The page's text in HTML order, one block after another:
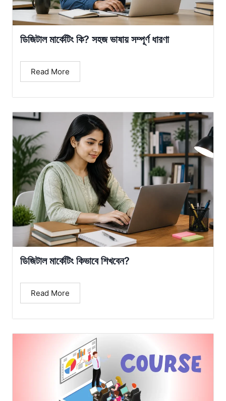
ডিজিটাল মার্কেটিং কি? সহজ ভাষায় সম্পূর্ণ ধারণা
Read More
ডিজিটাল মার্কেটিং কিভাবে শিখবেন?
Read More